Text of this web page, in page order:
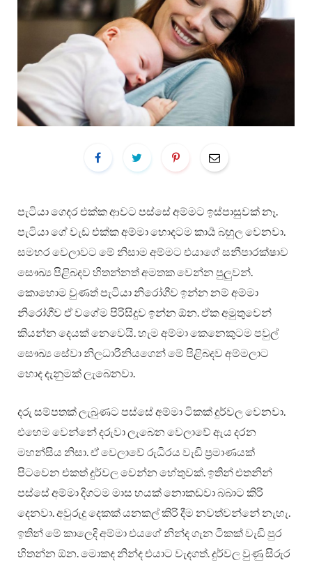
පැටියා ගෙදර එක්ක ආවට පස්සේ අම්මට ඉස්පාසුවක් නෑ.
පැටියා ගේ වැඩ එක්ක අම්මා හොදටම කාර්‍ය බහුල වෙනවා.
සමහර වෙලාවට මේ නිසාම අම්මට එයාගේ සනීපාරක්ෂාව
සෞඛ්‍ය පිළිබදව හිතන්නත් අමතක වෙන්න පුලු‍වන්.
කොහොම වුණත් පැටියා නිරෝගීව ඉන්න නම් අම්මා
නිරෝගීව ඒ වගේම පිරිසිදුව ඉන්න ඕන. ඒක අමුතුවෙන්
කියන්න දෙයක් නෙවෙයි. හැම අම්මා කෙනෙකුටම පවුල්
සෞඛ්‍ය සේවා නිලධාරිනියගෙන් මේ පිළිබදව අම්මලාට
හොද දැනුමක් ලැබෙනවා.
දරු සම්පතක් ලැබුණට පස්සේ අම්මා ටිකක් දුර්වල වෙනවා.
එහෙම වෙන්නේ දරුවා ලැබෙන වෙලාවේ ඇය දරන
මහන්සිය නිසා. ඒ වෙලාවේ රුධිරය වැඩි ප්‍රමාණයක්
පිටවෙන එකත් දුර්වල වෙන්න හේතුවක්. ඉතින් එතනින්
පස්සේ අම්මා දිගටම මාස හයක් නොකඩවා බබාට කිරි
දෙනවා. අවුරුදු දෙකක් යනකල් කිරි දීම නවත්වන්නේ නැහැ.
ඉතින් මේ කාලෙදි අම්මා එයගේ නින්ද ගැන ටිකක් වැඩි පුර
හිතන්න ඕන. මොකද නින්ද එයාට වැදගත්. දුර්වල වුණු සිරුර